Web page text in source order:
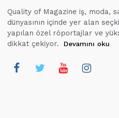
Quality of Magazine iş, moda,
dünyasının içinde yer alan
yapılan özel röportajlar ve
dikkat çekiyor.
Devamını oku